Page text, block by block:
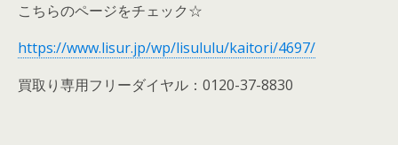
こちらのページをチェック☆
https://www.lisur.jp/wp/lisululu/kaitori/4697/
買取り専用フリーダイヤル：0120-37-8830